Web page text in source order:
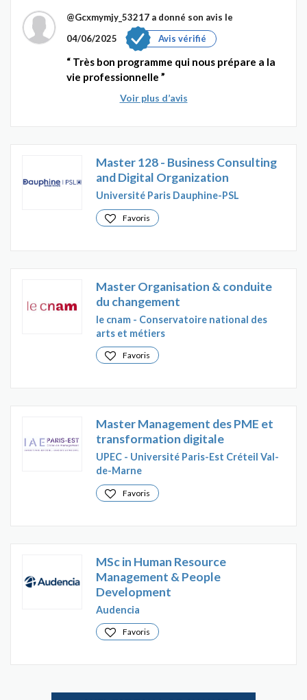
@Gcxmymjy_53217 a donné son avis le
04/06/2025
Avis vérifié
Très bon programme qui nous prépare a la
vie professionnelle
Voir plus d’avis
Master 128 - Business Consulting
and Digital Organization
Université Paris Dauphine-PSL
Favoris
Master Organisation & conduite
du changement
le cnam - Conservatoire national des
arts et métiers
Favoris
Master Management des PME et
transformation digitale
UPEC - Université Paris-Est Créteil Val-
de-Marne
Favoris
MSc in Human Resource
Management & People
Development
Audencia
Favoris